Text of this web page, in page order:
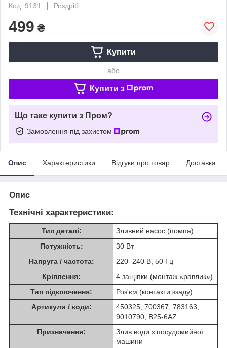
Код: 9131
Роздріб
499 ₴
Купити
або
Купити з
Що таке купити з Пром?
Замовлення під захистом
Опис Характеристики Відгуки про товар Доставка
Опис
Технічні характеристики:
Тип деталі:
Зливний насос (помпа)
Потужність:
30 Вт
Напруга / частота:
220–240 В, 50 Гц
Кріплення:
4 защіпки (монтаж «равлик»)
Тип підключення:
Роз'єм (контакти ззаду)
Артикули / коди:
450325; 700367; 783163;
9010790; B25‑6AZ
Призначення:
Злив води з посудомийної
машини